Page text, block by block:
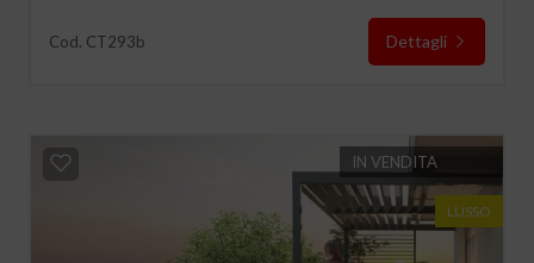
Cod. CT293b Dettagli
IN VENDITA
LUSSO